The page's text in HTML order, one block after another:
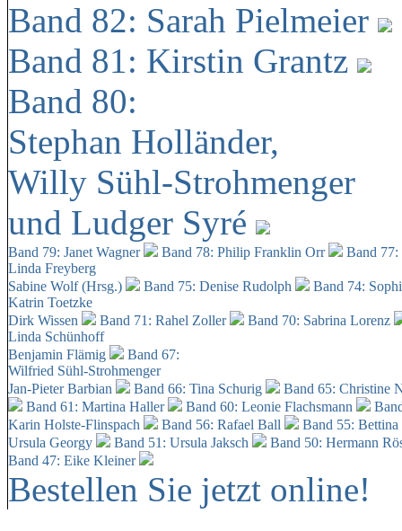
Band 82: Sarah Pielmeier
Band 81: Kirstin Grantz
Band 80:
Stephan Holländer,
Willy Sühl-Strohmenger
und Ludger Syré
Band 79: Janet Wagner Band 78: Philip Franklin Orr
Band
Linda Freyberg
Sabine Wolf (Hrsg.)
Band 75: Denise Rudolph
Band 74:
Katrin Toetzke
Dirk Wissen
Band 71: Rahel Zoller
Band 70: Sabrina Lorenz
Linda Schünhoff
Benjamin Flämig
Band 67:
Wilfried Sühl-Strohmenger
Jan-Pieter Barbian
Band 66: Tina Schurig
Band 65: Christine
Band 61: Martina Haller
Band 60: Leonie Flachsmann
Karin Holste-Flinspach
Band 56: Rafael Ball
Band 55:
Ursula Georgy
Band 51: Ursula Jaksch Band 50: Hermann
Band 47: Eike Kleiner
Bestellen Sie jetzt online!